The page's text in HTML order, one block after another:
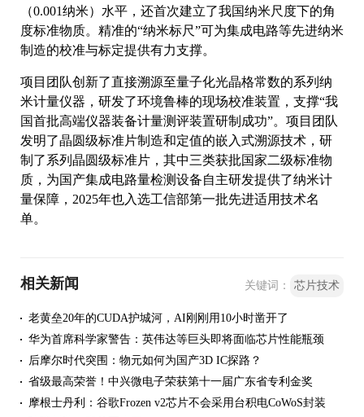
（0.001纳米）水平，还首次建立了我国纳米尺度下的角
度标准物质。精准的“纳米标尺”可为集成电路等先进纳米
制造的校准与标定提供有力支撑。
项目团队创新了直接溯源至量子化光晶格常数的系列纳
米计量仪器，研发了环境鲁棒的现场校准装置，支撑“我
国首批高端仪器装备计量测评装置研制成功”。项目团队
发明了晶圆级标准片制造和定值的嵌入式溯源技术，研
制了系列晶圆级标准片，其中三类获批国家二级标准物
质，为国产集成电路量检测设备自主研发提供了纳米计
量保障，2025年也入选工信部第一批先进适用技术名
单。
相关新闻 关键词： 芯片技术
老黄垒20年的CUDA护城河，AI刚刚用10小时凿开了
华为首席科学家警告：英伟达等巨头即将面临芯片性能瓶颈
后摩尔时代突围：物元如何为国产3D IC探路？
省级最高荣誉！中兴微电子荣获第十一届广东省专利金奖
摩根士丹利：谷歌Frozen v2芯片不会采用台积电CoWoS封装